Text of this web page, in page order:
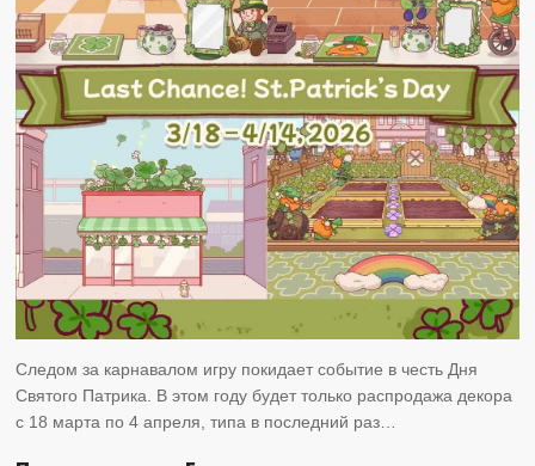
Следом за карнавалом игру покидает событие в честь Дня
Святого Патрика. В этом году будет только распродажа декора
с 18 марта по 4 апреля, типа в последний раз…